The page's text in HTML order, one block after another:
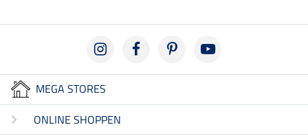
MEGA STORES
ONLINE SHOPPEN